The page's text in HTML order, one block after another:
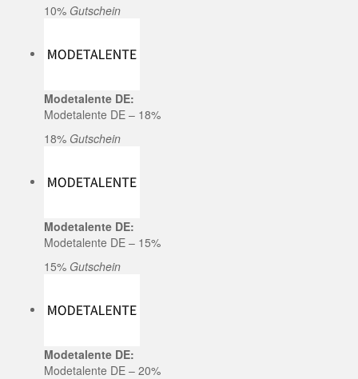
10% Gutschein
Modetalente DE:
Modetalente DE – 18%
18% Gutschein
Modetalente DE:
Modetalente DE – 15%
15% Gutschein
Modetalente DE:
Modetalente DE – 20%